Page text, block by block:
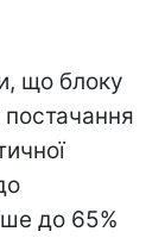
що блоку
до 65%